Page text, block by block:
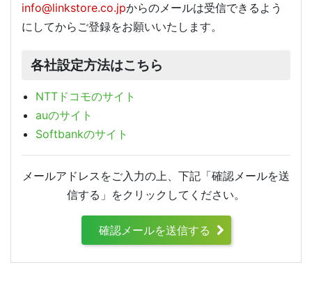
info@linkstore.co.jpからのメールは受信できるよう
にしてからご登録をお願いいたします。
各社設定方法はこちら
NTTドコモのサイト
auのサイト
Softbankのサイト
メールアドレスをご入力の上、下記「確認メールを送
信する」をクリックしてください。
確認メールを送信する